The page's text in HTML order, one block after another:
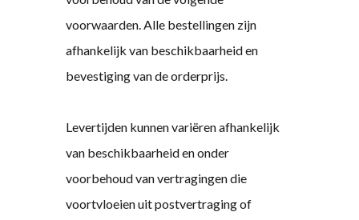
voorwaarden. Alle bestellingen zijn
afhankelijk van beschikbaarheid en
bevestiging van de orderprijs.
Levertijden kunnen variëren afhankelijk
van beschikbaarheid en onder
voorbehoud van vertragingen die
voortvloeien uit postvertraging of